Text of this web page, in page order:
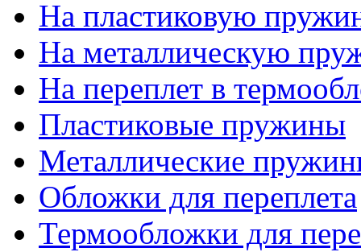
На пластиковую
На металлическую
На переплет в
Пластиковые пружины
Металлические
Обложки для переплета
Термообложки для